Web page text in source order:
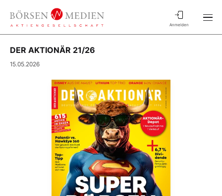
Anmelden
DER AKTIONÄR 21/26
15.05.2026